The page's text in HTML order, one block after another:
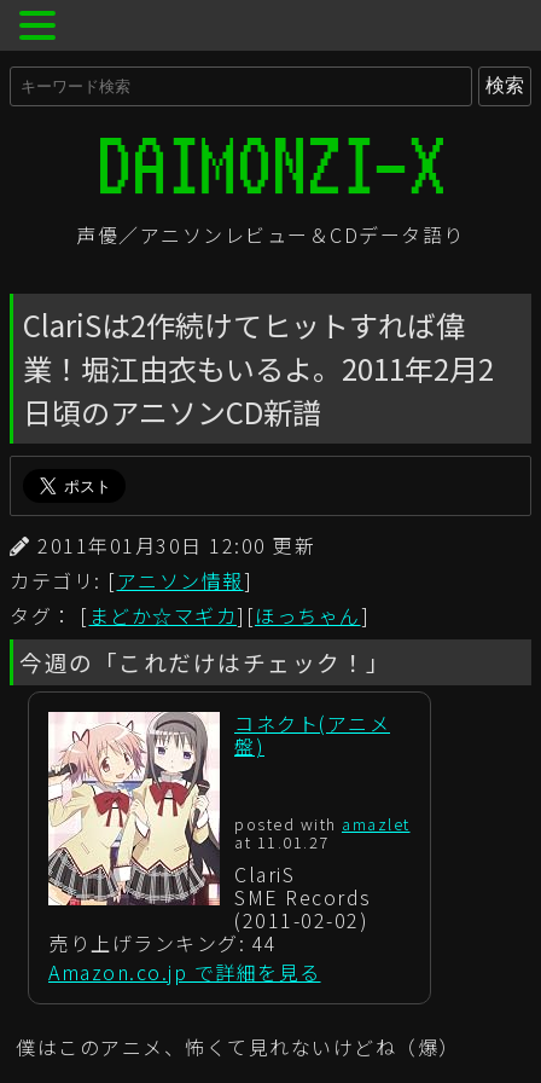
声優／アニソンレビュー＆CDデータ語り
ClariSは2作続けてヒットすれば偉
業！堀江由衣もいるよ。2011年2月2
日頃のアニソンCD新譜
2011年01月30日 12:00 更新
カテゴリ: [アニソン情報]
タグ： [ まどか☆マギカ][ほっちゃん]
今週の「これだけはチェック！」
コネクト(アニメ
盤)
posted with amazlet
at 11.01.27
ClariS
SME Records
(2011-02-02)
売り上げランキング: 44
Amazon.co.jp で詳細を見る
僕はこのアニメ、怖くて見れないけどね（爆）